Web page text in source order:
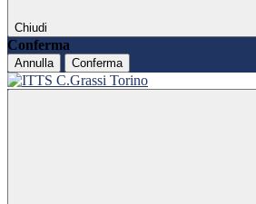
Chiudi
Conferma
Annulla Conferma